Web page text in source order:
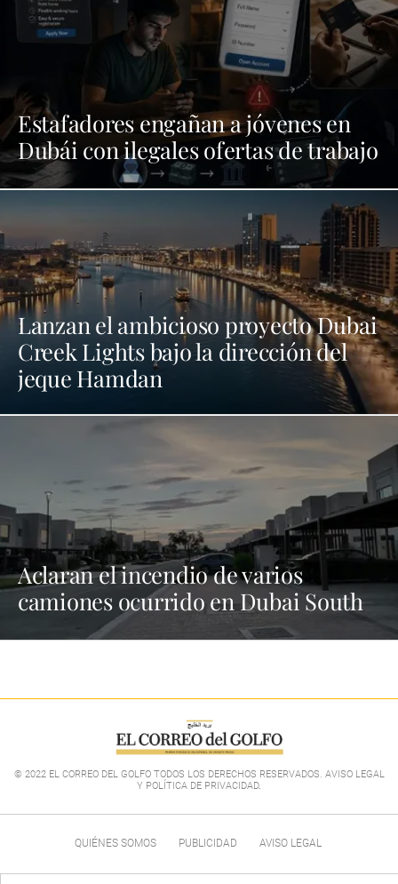
Estafadores engañan a jóvenes en
Dubái con ilegales ofertas de trabajo
Lanzan el ambicioso proyecto Dubai
Creek Lights bajo la dirección del
jeque Hamdan
Aclaran el incendio de varios
camiones ocurrido en Dubai South
© 2022 EL CORREO DEL GOLFO TODOS LOS DERECHOS RESERVADOS. AVISO LEGAL
Y POLÍTICA DE PRIVACIDAD.
QUIÉNES SOMOS PUBLICIDAD AVISO LEGAL